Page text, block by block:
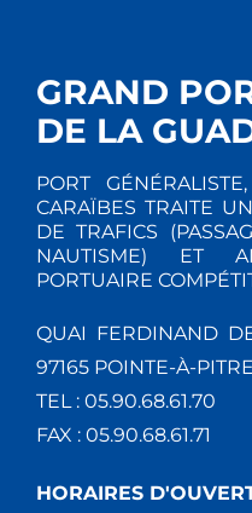
GRAND
DE LA
PORT
CARAÏBES TRAITE
DE TRAFICS
NAUTISME) ET
PORTUAIRE
QUAI FERDINAND
97165 POINTE-À-
TEL : 05.90.68.61.70
FAX : 05.90.68.61.71
HORAIRES